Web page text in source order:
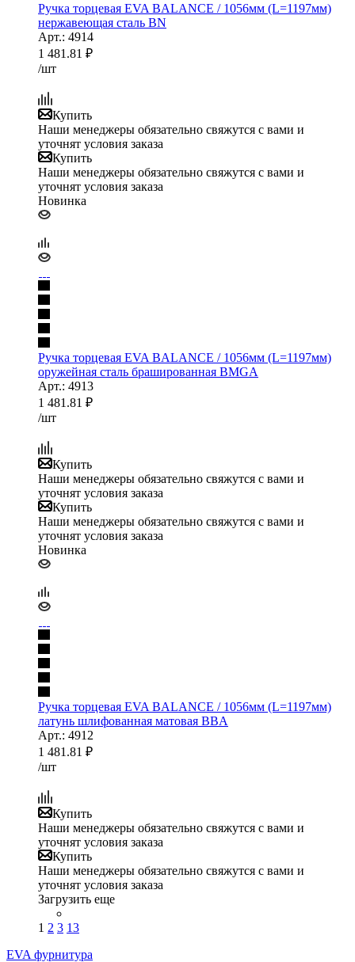
Ручка торцевая EVA BALANCE / 1056мм (L=1197мм)
нержавеющая сталь BN
Арт.: 4914
1 481.81 ₽
/шт
Купить
Наши менеджеры обязательно свяжутся с вами и
уточнят условия заказа
Купить
Наши менеджеры обязательно свяжутся с вами и
уточнят условия заказа
Новинка
Ручка торцевая EVA BALANCE / 1056мм (L=1197мм)
оружейная сталь брашированная BMGA
Арт.: 4913
1 481.81 ₽
/шт
Купить
Наши менеджеры обязательно свяжутся с вами и
уточнят условия заказа
Купить
Наши менеджеры обязательно свяжутся с вами и
уточнят условия заказа
Новинка
Ручка торцевая EVA BALANCE / 1056мм (L=1197мм)
латунь шлифованная матовая BBA
Арт.: 4912
1 481.81 ₽
/шт
Купить
Наши менеджеры обязательно свяжутся с вами и
уточнят условия заказа
Купить
Наши менеджеры обязательно свяжутся с вами и
уточнят условия заказа
Загрузить еще
1 2 3 13
EVA фурнитура